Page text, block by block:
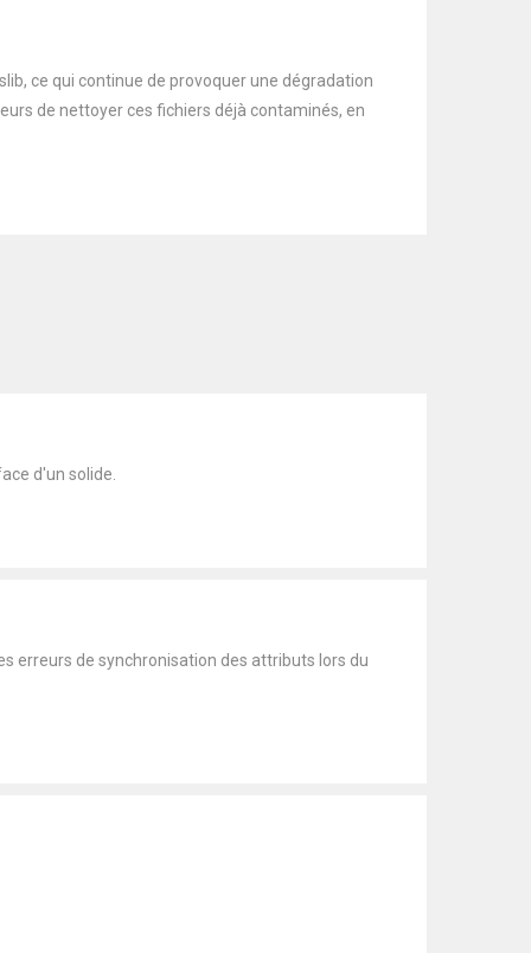
ce qui continue de provoquer une dégradation
de nettoyer ces fichiers déjà contaminés, en
d'un solide.
erreurs de synchronisation des attributs lors du